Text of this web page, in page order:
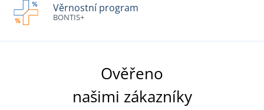
Věrnostní program
BONTIS+
Ověřeno
našimi zákazníky